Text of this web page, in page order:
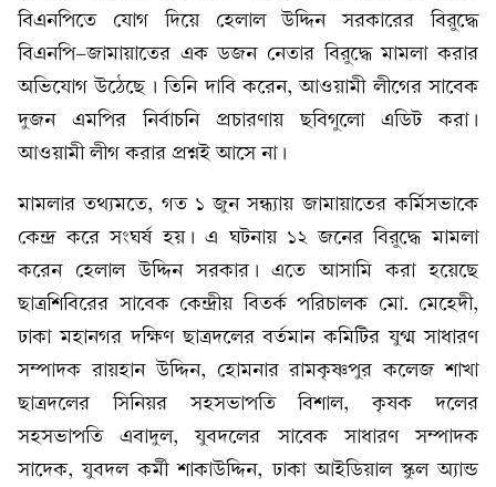
বিএনপিতে যোগ দিয়ে হেলাল উদ্দিন সরকারের বিরুদ্ধে
বিএনপি-জামায়াতের এক ডজন নেতার বিরুদ্ধে মামলা করার
অভিযোগ উঠেছে । তিনি দাবি করেন, আওয়ামী লীগের সাবেক
দুজন এমপির নির্বাচনি প্রচারণায় ছবিগুলো এডিট করা।
আওয়ামী লীগ করার প্রশ্নই আসে না।
মামলার তথ্যমতে, গত ১ জুন সন্ধ্যায় জামায়াতের কর্মিসভাকে
কেন্দ্র করে সংঘর্ষ হয়। এ ঘটনায় ১২ জনের বিরুদ্ধে মামলা
করেন হেলাল উদ্দিন সরকার। এতে আসামি করা হয়েছে
ছাত্রশিবিরের সাবেক কেন্দ্রীয় বিতর্ক পরিচালক মো. মেহেদী,
ঢাকা মহানগর দক্ষিণ ছাত্রদলের বর্তমান কমিটির যুগ্ম সাধারণ
সম্পাদক রায়হান উদ্দিন, হোমনার রামকৃষ্ণপুর কলেজ শাখা
ছাত্রদলের সিনিয়র সহসভাপতি বিশাল, কৃষক দলের
সহসভাপতি এবাদুল, যুবদলের সাবেক সাধারণ সম্পাদক
সাদেক, যুবদল কর্মী শাকাউদ্দিন, ঢাকা আইডিয়াল স্কুল অ্যান্ড